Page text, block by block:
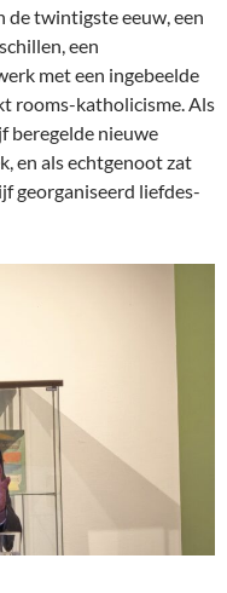
de twintigste eeuw, een
een
met een ingebeelde
rooms-katholicisme. Als
beregelde nieuwe
en als echtgenoot zat
georganiseerd liefdes-